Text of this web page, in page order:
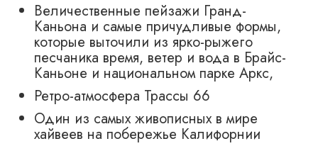
Величественные пейзажи Гранд-
Каньона и самые причудливые формы,
которые выточили из ярко-рыжего
песчаника время, ветер и вода в Брайс-
Каньоне и национальном парке Аркс,
Ретро-атмосфера Трассы 66
Один из самых живописных в мире
хайвеев на побережье Калифорнии